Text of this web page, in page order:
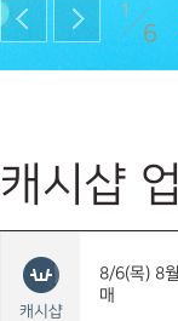
1
6
캐시샵
캐시샵
8/6(목) 8
매